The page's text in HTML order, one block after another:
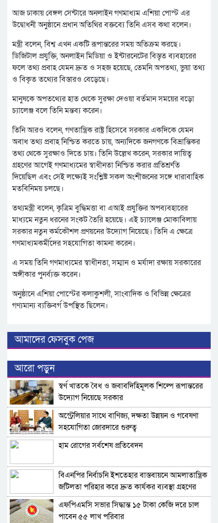
আজ ঢাকায় বেঙ্গল সেন্টারে অনলাইন গণমাধ্যম এশিয়া পোস্ট এর
উদ্বোধনী অনুষ্ঠানে প্রধান অতিথির বক্তব্যে তিনি এসব কথা বলেন।
মন্ত্রী বলেন, বিশ্ব এখন একটি রূপান্তরের সময় অতিক্রম করছে।
ডিজিটাল প্রযুক্তি, অনলাইন মিডিয়া ও ইন্টারনেটের বিস্তৃত ব্যবহারের
ফলে তথ্য প্রবাহ যেমন দ্রুত ও সহজ হয়েছে, তেমনি অপতথ্য, ভুয়া তথ্য
ও বিকৃত তথ্যের বিস্তারও বেড়েছে।
মানুষকে অপতথ্যের হাত থেকে সুরক্ষা দেওয়া বর্তমান সময়ের বড়ো
চ্যালেঞ্জ বলে তিনি মন্তব্য করেন।
তিনি আরও বলেন, গণতান্ত্রিক রাষ্ট্র হিসেবে সরকার একদিকে যেমন
অবাধ তথ্য প্রবাহ নিশ্চিত করতে চায়, অন্যদিকে জনগণকে বিভ্রান্তিকর
তথ্য থেকে সুরক্ষাও দিতে চায়। তিনি উল্লেখ করেন, সরকার দায়িত্ব
গ্রহণের আগেই গণমাধ্যমের স্বাধীনতা নিশ্চিত করার প্রতিশ্রুতি
দিয়েছিল এবং সেই লক্ষ্যেই সংশ্লিষ্ট সকল অংশীজনের সঙ্গে ধারাবাহিক
মতবিনিময় চলছে।
তথ্যমন্ত্রী বলেন, কৃত্রিম বুদ্ধিমত্তা বা এআই প্রযুক্তির অপব্যবহারের
মাধ্যমে নতুন ধরনের সংকট তৈরি হয়েছে। এই চ্যালেঞ্জ মোকাবিলায়
সরকার নতুন কর্মকৌশল প্রণয়নের উদ্যোগ নিয়েছে‌। তিনি এ ক্ষেত্রে
গণমাধ্যমকর্মীদের সহযোগিতা কামনা করেন।
এ সময় তিনি গণমাধ্যমের স্বাধীনতা, সম্মান ও মর্যাদা রক্ষায় সরকারের
অঙ্গীকার পুনর্ব্যক্ত করেন।
অনুষ্ঠানে এশিয়া পোস্টের কলাকুশলী, সাংবাদিক ও বিভিন্ন ক্ষেত্রের
গণ্যমান্য ব্যক্তিবর্গ উপস্থিত ছিলেন।
আমাদের ফেসবুক পেজ
আরো পড়ুন
স্বর্ণ খাতকে বৈধ ও জবাবদিহিমূলক শিল্পে রূপান্তরের
উদ্যোগ নিয়েছে সরকার
অস্ট্রেলিয়ার সাথে বাণিজ্য, দক্ষতা উন্নয়ন ও গবেষণা
সহযোগিতা জোরদারে গুরুত্ব
হাম রোগের সর্বশেষ প্রতিবেদন
বিএনপির নির্বাচনি ইশতেহার বাস্তবায়নে আমলাতান্ত্রিক
জটিলতা পরিহার করে দ্রুত কার্যকর ব্যবস্থা গ্রহণের
নির্দেশ জনপ্রশাসন উপদেষ্টার
এফপিএমসি সভার সিদ্ধান্ত ১৫ টাকা কেজি দরে চাল
পাবেন ৫৫ লাখ পরিবার